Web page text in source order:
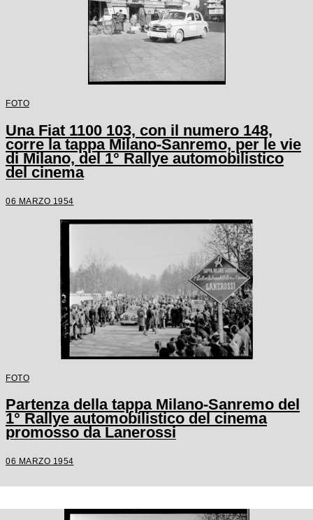
FOTO
Una Fiat 1100 103, con il numero 148,
corre la tappa Milano-Sanremo, per le vie
di Milano, del 1° Rallye automobilistico
del cinema
06 MARZO 1954
FOTO
Partenza della tappa Milano-Sanremo del
1° Rallye automobilistico del cinema
promosso da Lanerossi
06 MARZO 1954